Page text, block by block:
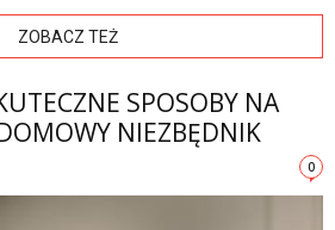
ZOBACZ TEŻ
SPOSOBY NA
NIEZBĘDNIK
0